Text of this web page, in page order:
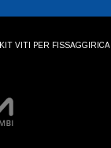
KIT VITI PER FISSAGGI